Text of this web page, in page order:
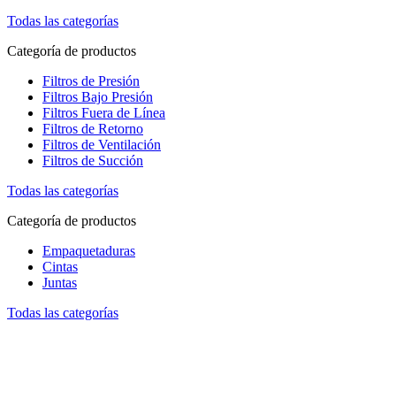
Todas las categorías
Categoría de productos
Filtros de Presión
Filtros Bajo Presión
Filtros Fuera de Línea
Filtros de Retorno
Filtros de Ventilación
Filtros de Succión
Todas las categorías
Categoría de productos
Empaquetaduras
Cintas
Juntas
Todas las categorías